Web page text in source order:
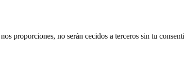
proporciones, no serán cecidos a terceros sin tu